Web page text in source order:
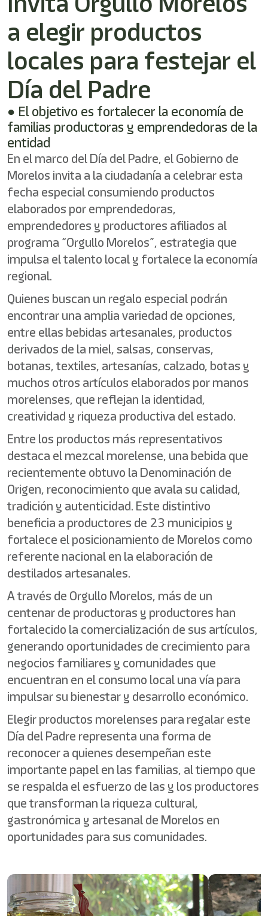
activates
screen
help
you
navigate
and
interact
with
the
content.
a elegir productos
locales para festejar el
Día del Padre
● El objetivo es fortalecer la economía de
familias productoras y emprendedoras de la
entidad
En el marco del Día del Padre, el Gobierno de
Morelos invita a la ciudadanía a celebrar esta
fecha especial consumiendo productos
elaborados por emprendedoras,
emprendedores y productores afiliados al
programa “Orgullo Morelos”, estrategia que
impulsa el talento local y fortalece la economía
regional.
Quienes buscan un regalo especial podrán
encontrar una amplia variedad de opciones,
entre ellas bebidas artesanales, productos
derivados de la miel, salsas, conservas,
botanas, textiles, artesanías, calzado, botas y
muchos otros artículos elaborados por manos
morelenses, que reflejan la identidad,
creatividad y riqueza productiva del estado.
Entre los productos más representativos
destaca el mezcal morelense, una bebida que
recientemente obtuvo la Denominación de
Origen, reconocimiento que avala su calidad,
tradición y autenticidad. Este distintivo
beneficia a productores de 23 municipios y
fortalece el posicionamiento de Morelos como
referente nacional en la elaboración de
destilados artesanales.
A través de Orgullo Morelos, más de un
centenar de productoras y productores han
fortalecido la comercialización de sus artículos,
generando oportunidades de crecimiento para
negocios familiares y comunidades que
encuentran en el consumo local una vía para
impulsar su bienestar y desarrollo económico.
Elegir productos morelenses para regalar este
Día del Padre representa una forma de
reconocer a quienes desempeñan este
importante papel en las familias, al tiempo que
se respalda el esfuerzo de las y los productores
que transforman la riqueza cultural,
gastronómica y artesanal de Morelos en
oportunidades para sus comunidades.